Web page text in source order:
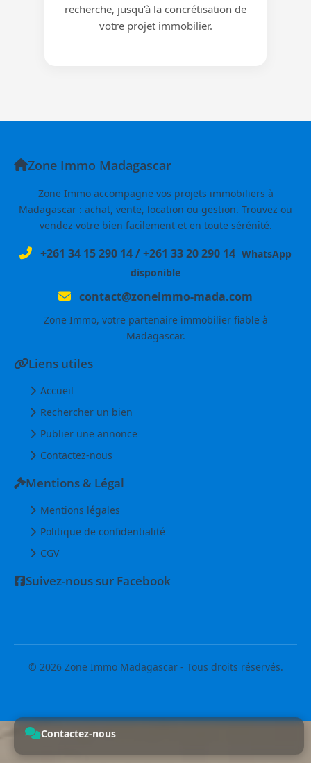
recherche, jusqu’à la concrétisation de
votre projet immobilier.
Zone Immo Madagascar
Zone Immo accompagne vos projets immobiliers à
Madagascar : achat, vente, location ou gestion. Trouvez ou
vendez votre bien facilement et en toute sérénité.
+261 34 15 290 14/+261 33 20 290 14 WhatsApp
disponible
contact@zoneimmo-mada.com
Zone Immo, votre partenaire immobilier fiable à
Madagascar.
Liens utiles
Accueil
Rechercher un bien
Publier une annonce
Contactez-nous
Mentions & Légal
Mentions légales
Politique de confidentialité
CGV
Suivez-nous sur Facebook
© 2026 Zone Immo Madagascar - Tous droits réservés.
Contactez-nous